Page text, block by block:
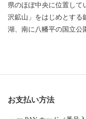
県のほぼ中央に位置して
沢鉱山」をはじめとする
湖、南に八幡平の国立公
らには「大湯環状列石」
お支払い方法